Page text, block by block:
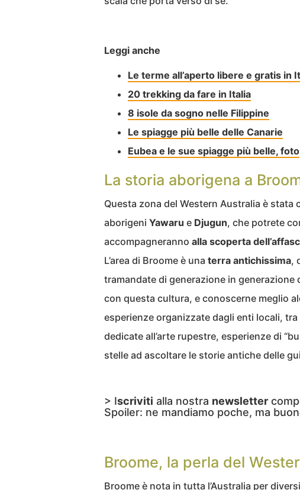
Leggi anche
Le terme all’aperto libere e gratis in
20 trekking da fare in Italia
8 isole da sogno nelle Filippine
Le spiagge più belle delle Canarie
Eubea e le sue spiagge più belle, foto
La storia aborigena a
Questa zona del Western Australia è
aborigeni Yawaru e Djugun, che potrete
accompagneranno alla scoperta
L’area di Broome è una terra antichissima,
tramandate di generazione in
con questa cultura, e conoscerne meglio
esperienze organizzate dagli enti locali,
dedicate all’arte rupestre, esperienze di
stelle ad ascoltare le storie antiche delle
> Iscriviti alla nostra newsletter
Spoiler: ne mandiamo poche, ma
Broome, la perla del
Broome è nota in tutta l’Australia per